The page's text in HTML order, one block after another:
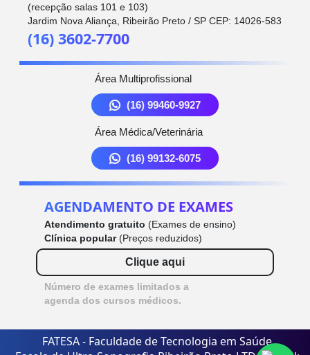
(recepção salas 101 e 103)
Jardim Nova Aliança, Ribeirão Preto / SP CEP: 14026-583
(16) 3602-7700
Área Multiprofissional
(16) 99460-9927
Área Médica/Veterinária
(16) 99132-6075
AGENDAMENTO DE EXAMES
Atendimento gratuito (Exames de ensino)
Clínica popular(Preços reduzidos)
Clique aqui
Número de exames limitados a
agenda dos cursos médicos.
FATESA - Faculdade de Tecnologia em Saúde